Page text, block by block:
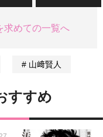
求めての一覧へ
山﨑賢人
すすめ